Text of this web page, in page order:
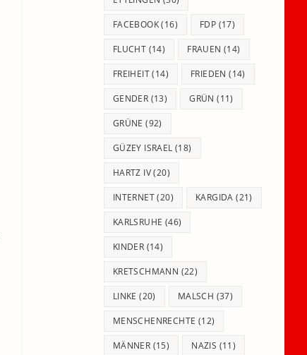
FACEBOOK(16) FDP (17)
FLUCHT (14) FRAUEN (14)
FREIHEIT(14) FRIEDEN (14)
GENDER (13) GRÜN (11)
GRÜNE (92)
GÜZEY ISRAEL (18)
HARTZ IV(20)
INTERNET(20) KARGIDA (21)
KARLSRUHE (46)
KINDER (14)
KRETSCHMANN (22)
LINKE (20) MALSCH (37)
MENSCHENRECHTE (12)
MÄNNER (15) NAZIS (11)